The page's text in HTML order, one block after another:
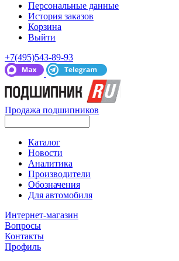
Персональные данные
История заказов
Корзина
Выйти
+7(495)543-89-93
Продажа подшипников
Каталог
Новости
Аналитика
Производители
Обозначения
Для автомобиля
Интернет-магазин
Вопросы
Контакты
Профиль